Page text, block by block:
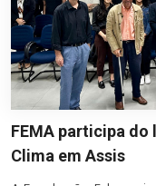
FEMA participa do
Clima em Assis